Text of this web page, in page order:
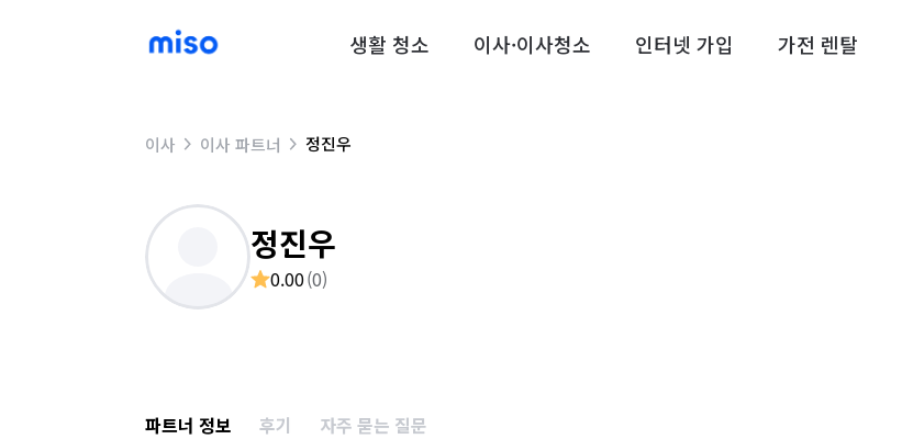
생활 청소 이사·이사청소 인터넷 가입 가전 렌탈
이사 이사 파트너 정진우
정진우
0.00(0)
파트너 정보 후기 자주 묻는 질문